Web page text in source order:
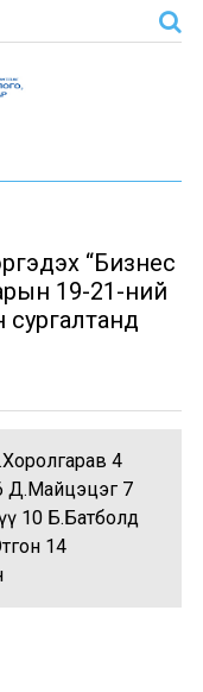
“Бизнес
19-21-ний
сургалтанд
4
Д.Майцэцэг 7
10 Б.Батболд
14